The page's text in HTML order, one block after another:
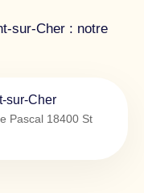
sur-Cher : notre
sur-Cher
Pascal 18400 St